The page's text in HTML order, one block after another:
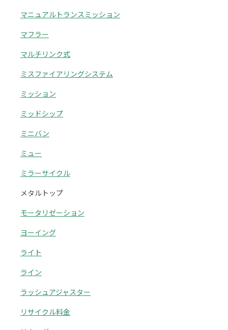
マニュアルトランスミッション
マフラー
マルチリンク式
ミスファイアリングシステム
ミッション
ミッドシップ
ミニバン
ミュー
ミラーサイクル
メタルトップ
モータリゼーション
ヨーイング
ライト
ライン
ラッシュアジャスター
リサイクル料金